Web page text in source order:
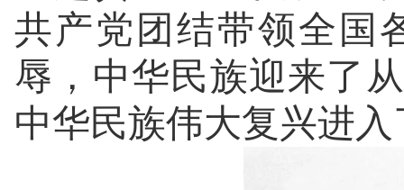
共产党团结带领全国
辱，中华民族迎来了
中华民族伟大复兴进